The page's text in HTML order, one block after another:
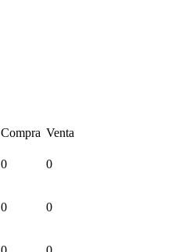
Compra Venta
0 0
0 0